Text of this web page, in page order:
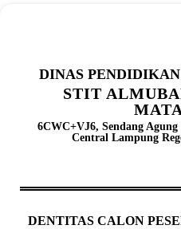
DINAS
STIT
6CWC+VJ6, Sendang
Central Lampung
DENTITAS CALON